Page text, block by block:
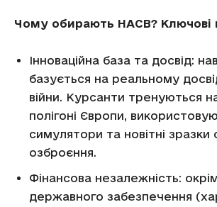
Чому обирають НАСВ? Ключові
Інноваційна база та досвід:
базується на реальному
війни. Курсанти тренуються
полігоні Європи,
симулятори та новітні зразки
озброєння.
Фінансова незалежність:
державного забезпечення